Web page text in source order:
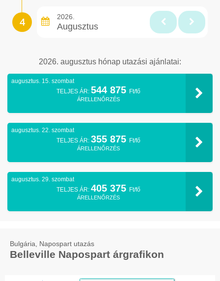
2026.
Augusztus
2026. augusztus hónap utazási ajánlatai:
augusztus. 15. szombat
TELJES ÁR: 544 875 Ft/fő
ÁRELLENŐRZÉS
augusztus. 22. szombat
TELJES ÁR: 355 875 Ft/fő
ÁRELLENŐRZÉS
augusztus. 29. szombat
TELJES ÁR: 405 375 Ft/fő
ÁRELLENŐRZÉS
Bulgária, Napospart utazás
Belleville Napospart árgrafikon